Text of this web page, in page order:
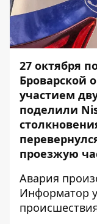
27 октября
Броварской
участием
поделили
проезжую
Авария
Информатор